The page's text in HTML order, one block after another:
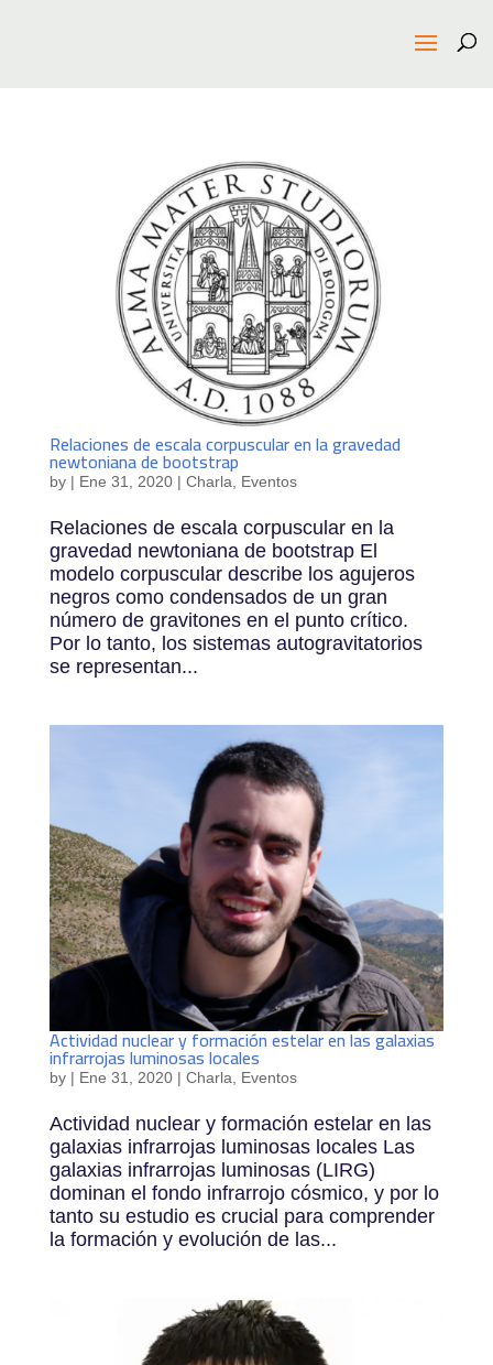
Relaciones de escala corpuscular en la gravedad
newtoniana de bootstrap
by | Ene 31, 2020| Charla Eventos
Relaciones de escala corpuscular en la
gravedad newtoniana de bootstrap El
modelo corpuscular describe los agujeros
negros como condensados de un gran
número de gravitones en el punto crítico.
Por lo tanto, los sistemas autogravitatorios
se representan...
Actividad nuclear y formación estelar en las galaxias
infrarrojas luminosas locales
by | Ene 31, 2020| Charla Eventos
Actividad nuclear y formación estelar en las
galaxias infrarrojas luminosas locales Las
galaxias infrarrojas luminosas (LIRG)
dominan el fondo infrarrojo cósmico, y por lo
tanto su estudio es crucial para comprender
la formación y evolución de las...